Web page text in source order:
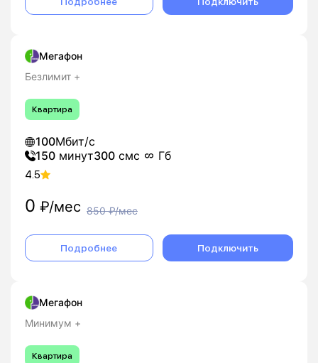
Мегафон
Безлимит +
Квартира
100Мбит/с
150 минут300 смс Гб
4.5
0 ₽/мес 850₽/мес
Подробнее Подключить
Мегафон
Минимум +
Квартира